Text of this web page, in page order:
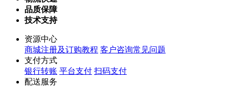
品质保障
技术支持
资源中心
商城注册及订购教程 客户咨询常见问题
支付方式
银行转账 平台支付 扫码支付
配送服务